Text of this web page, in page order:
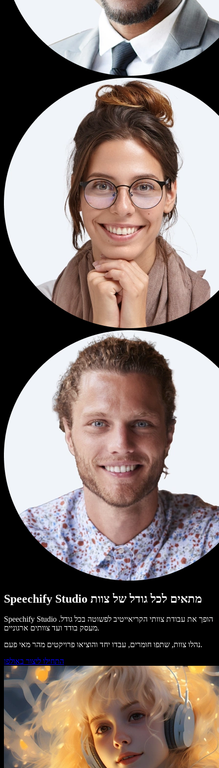
Speechify Studio מתאים לכל גודל של צוות
Speechify Studio הופך את עבודת צוותי הקריאייטיב לפשוטה בכל גודל.
מעסק בודד ועד צוותים ארגוניים.
נהלו צוות, שתפו חומרים, עבדו יחד והוציאו פרויקטים מהר מאי פעם.
התחילו ליצור באולפן